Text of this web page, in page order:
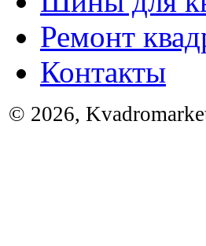
Ремонт
Контакты
© 2026,